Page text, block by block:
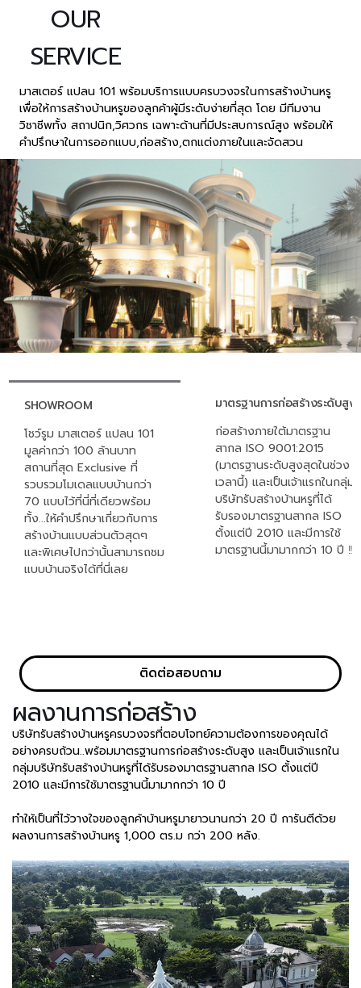
OUR
SERVICE
มาสเตอร์ แปลน 101 พร้อมบริการแบบครบวงจรในการสร้างบ้านหรู
เพื่อให้การสร้างบ้านหรูของลูกค้าผู้มีระดับง่ายที่สุด โดย มีทีมงาน
วิชาชีพทั้ง สถาปนิก,วิศวกร เฉพาะด้านที่มีประสบการณ์สูง พร้อมให้
คำปรึกษาในการออกแบบ,ก่อสร้าง,ตกแต่งภายในและจัดสวน
SHOWROOM
โชว์รูม มาสเตอร์ แปลน 101
มูลค่ากว่า 100 ล้านบาท
สถานที่สุด Exclusive ที่
รวบรวมโมเดลแบบบ้านกว่า
70 แบบไว้ที่นี่ที่เดียวพร้อม
ทั้ง...ให้คำปรึกษาเกี่ยวกับการ
สร้างบ้านแบบส่วนตัวสุดๆ
และพิเศษไปกว่านั้นสามารถชม
แบบบ้านจริงได้ที่นี่เลย
มาตรฐานการก่อสร้างระดับสูง
ก่อสร้างภายใต้มาตรฐาน
สากล ISO 9001:2015
(มาตรฐานระดับสูงสุดในช่วง
เวลานี้) และเป็นเจ้าแรกในกลุ่ม
บริษัทรับสร้างบ้านหรูที่ได้
รับรองมาตรฐานสากล ISO
ตั้งแต่ปี 2010 และมีการใช้
มาตรฐานนี้มามากกว่า 10 ปี ‼
ติดต่อสอบถาม
ผลงานการก่อสร้าง
บริษัทรับสร้างบ้านหรูครบวงจรที่ตอบโจทย์ความต้องการของคุณได้
อย่างครบถ้วน..พร้อมมาตรฐานการก่อสร้างระดับสูง และเป็นเจ้าแรกใน
กลุ่มบริษัทรับสร้างบ้านหรูที่ได้รับรองมาตรฐานสากล ISO ตั้งแต่ปี
2010 และมีการใช้มาตรฐานนี้มามากกว่า 10 ปี
ทำให้เป็นที่ไว้วางใจของลูกค้าบ้านหรูมายาวนานกว่า 20 ปี การันตีด้วย
ผลงานการสร้างบ้านหรู 1,000 ตร.ม กว่า 200 หลัง.